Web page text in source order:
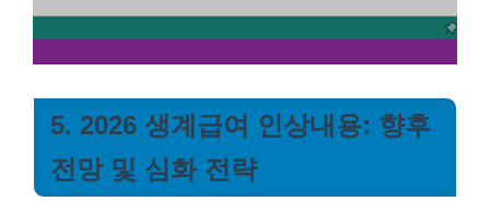
5. 2026 생계급여 인상내용: 향후
전망 및 심화 전략